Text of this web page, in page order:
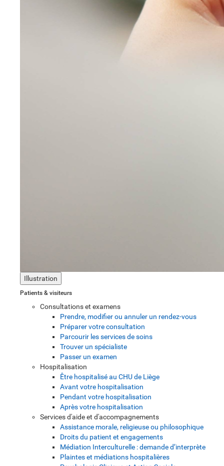
Illustration
Patients & visiteurs
Consultations et examens
Prendre, modifier ou annuler un rendez-vous
Préparer votre consultation
Parcourir les services de soins
Trouver un spécialiste
Passer un examen
Hospitalisation
Être hospitalisé au CHU de Liège
Avant votre hospitalisation
Pendant votre hospitalisation
Après votre hospitalisation
Services d'aide et d'accompagnements
Assistance morale, religieuse ou philosophique
Droits du patient et engagements
Médiation Interculturelle : demande d’interprète
Plaintes et médiations hospitalières